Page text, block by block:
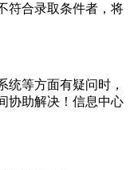
符合录取条件者，将
统等方面有疑问时，
协助解决！信息中心